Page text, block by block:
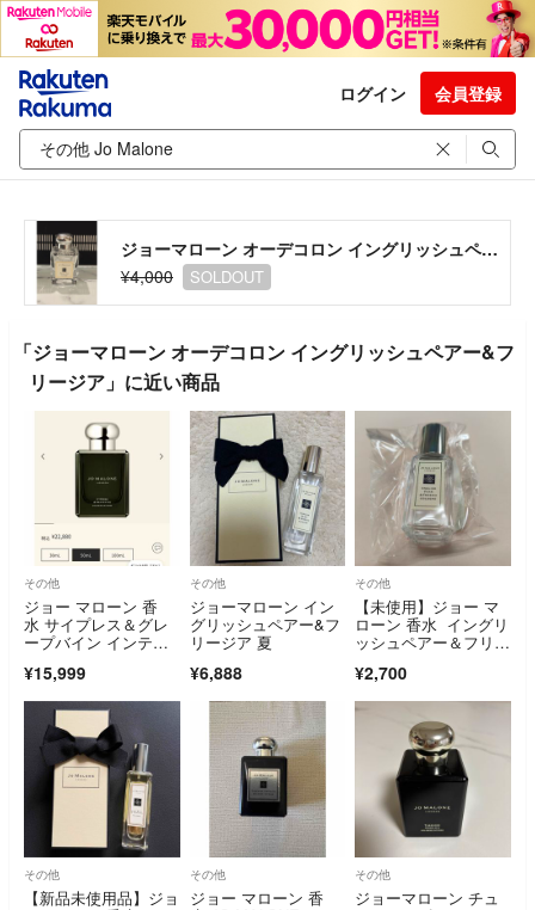
ログイン 会員登録
ジョーマローン オーデコロン イングリッシュペアー&フリージア
¥4,000
SOLDOUT
「ジョーマローン オーデコロン イングリッシュペアー&フ
リージア」に近い商品
その他
ジョー マローン 香
水 サイプレス＆グレ
ープバイン インテン
¥15,999
その他
ジョーマローン イン
グリッシュペアー&フ
リージア 夏
¥6,888
その他
【未使用】ジョー マ
ローン 香水 イングリ
ッシュペアー＆フリー
ml
¥2,700
その他
【新品未使用品】ジョ
その他
ジョー マローン 香
その他
ジョーマローン チュ